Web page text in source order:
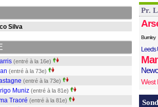
Silva
(entré à la 16e)
(entré à la 73e)
(entré à la 73e)
Muniz (entré à la 81e)
Traoré (entré à la 81e)
Pr.
Burnley
Leeds
West